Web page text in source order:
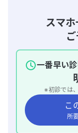
スマ
一番早い
※初診では
こ
所